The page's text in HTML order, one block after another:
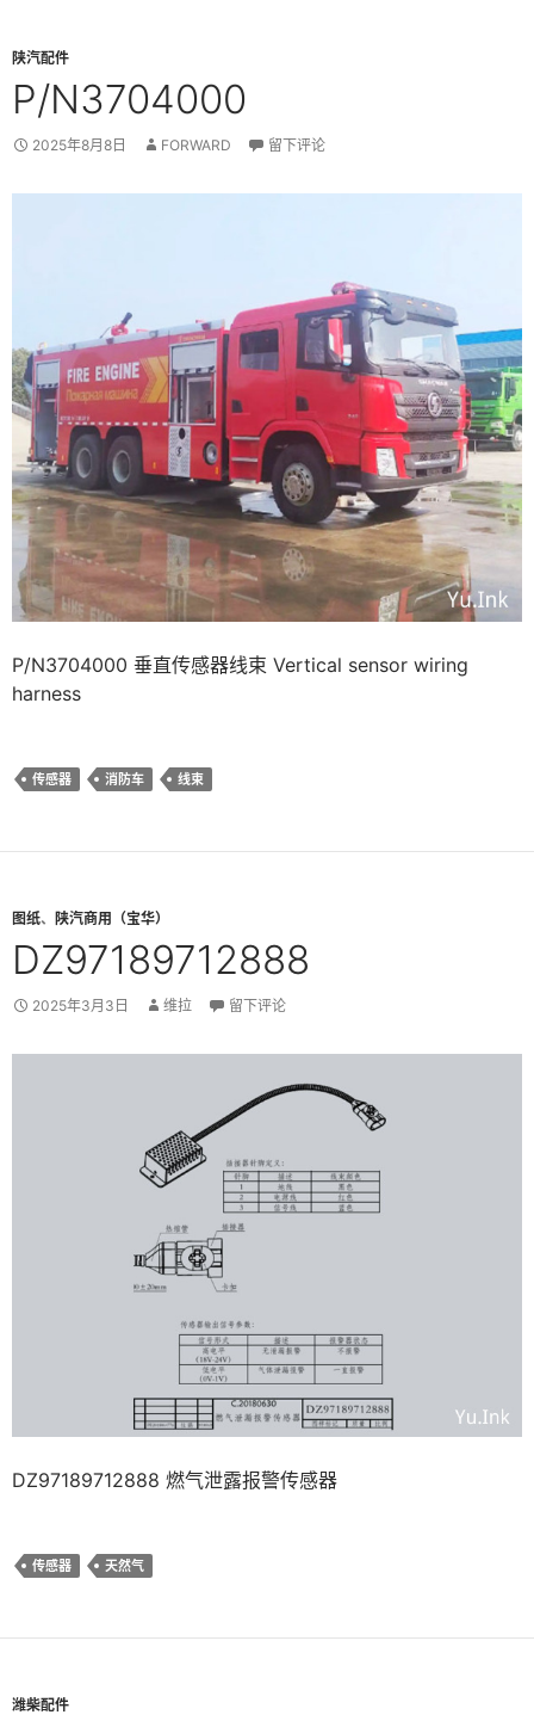
陕汽配件
P/N3704000
2025年8月8日 FORWARD 留下评论
P/N3704000 垂直传感器线束 Vertical sensor wiring
harness
传感器 消防车 线束
图纸、 陕汽商用（宝华）
DZ97189712888
2025年3月3日 维拉 留下评论
DZ97189712888 燃气泄露报警传感器
传感器 天然气
潍柴配件